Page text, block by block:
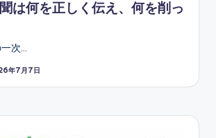
は何を正しく伝え、何を削っ
次…
年7月7日